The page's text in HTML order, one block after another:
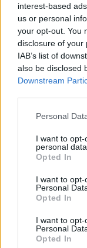
interest-based
us or personal
your opt-out. You
disclosure of your
IAB’s list of
also be disclosed
Downstream
Please note that
not limited to
grant or deny
use your data for
consent section.
Personal
I want to
personal data.
Opted In
I want to
Personal
Opted In
I want to
Personal
Opted In
Nem egészen
(igen,
строганов
kis
családnévre,